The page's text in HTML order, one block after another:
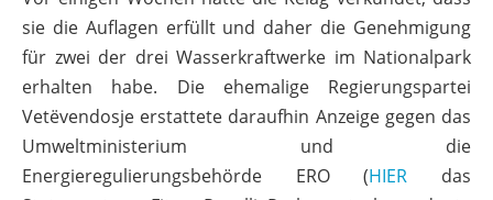
sie die Auflagen erfüllt und daher die Genehmigung
für zwei der drei Wasserkraftwerke im Nationalpark
erhalten habe. Die ehemalige Regierungspartei
Vetëvendosje erstattete daraufhin Anzeige gegen das
Umweltministerium und die
Energieregulierungsbehörde ERO (HIER das